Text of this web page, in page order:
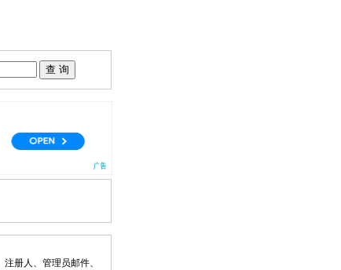
册人、管理员邮件、